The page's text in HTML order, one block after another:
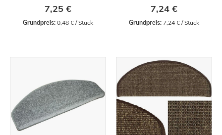
7,25 €
Grundpreis: 0,48 € / Stück
7,24 €
Grundpreis: 7,24 € / Stück